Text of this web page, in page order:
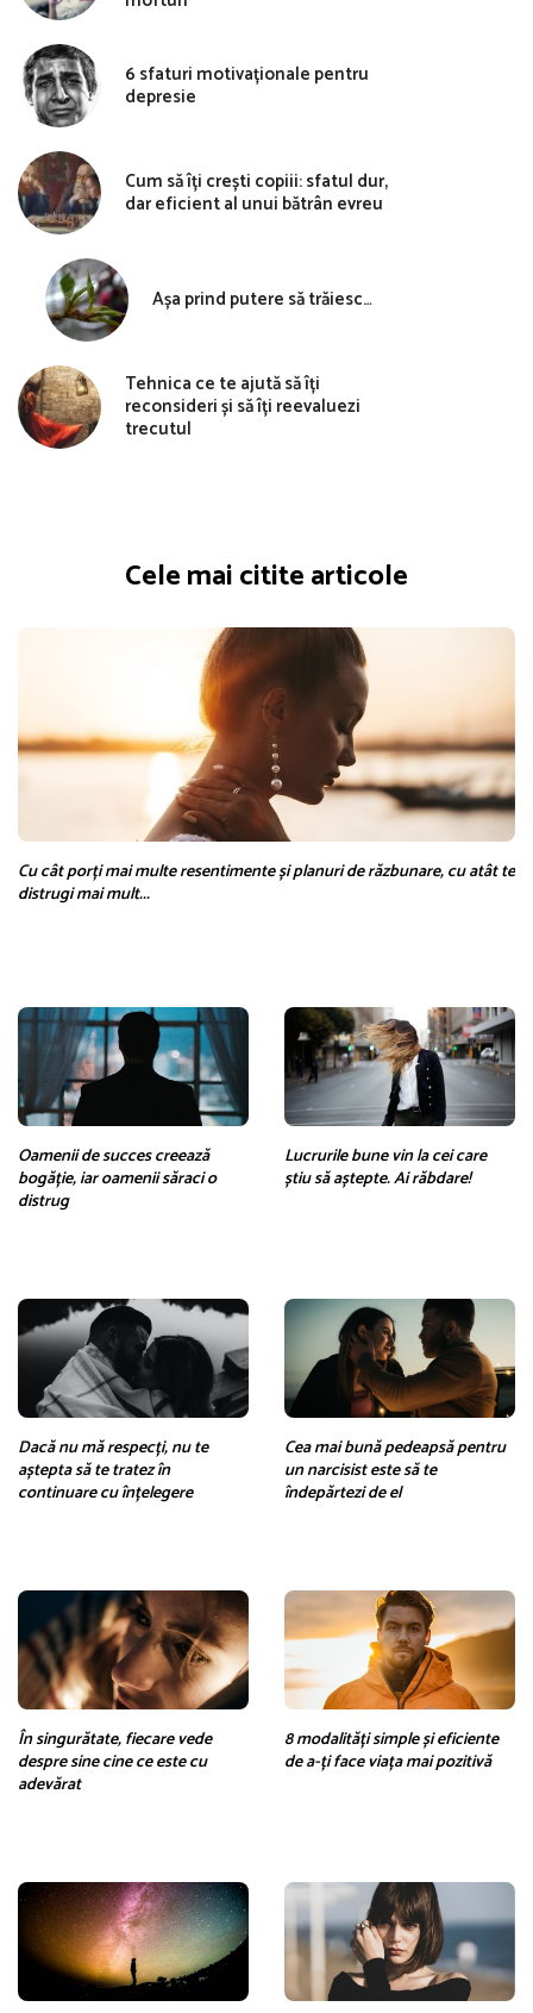
6 sfaturi motivaționale pentru
depresie
Cum să îți crești copiii: sfatul dur,
dar eficient al unui bătrân evreu
Așa prind putere să trăiesc…
Tehnica ce te ajută să îți
reconsideri și să îți reevaluezi
trecutul
Cele mai citite articole
Cu cât porți mai multe resentimente și planuri de răzbunare, cu atât te
distrugi mai mult...
Oamenii de succes creează
bogăție, iar oamenii săraci o
distrug
Lucrurile bune vin la cei care
știu să aștepte. Ai răbdare!
Dacă nu mă respecți, nu te
aștepta să te tratez în
continuare cu înțelegere
Cea mai bună pedeapsă pentru
un narcisist este să te
îndepărtezi de el
În singurătate, fiecare vede
despre sine cine ce este cu
adevărat
8 modalități simple și eficiente
de a-ți face viața mai pozitivă